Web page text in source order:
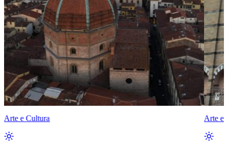
Arte e Cultura Arte e